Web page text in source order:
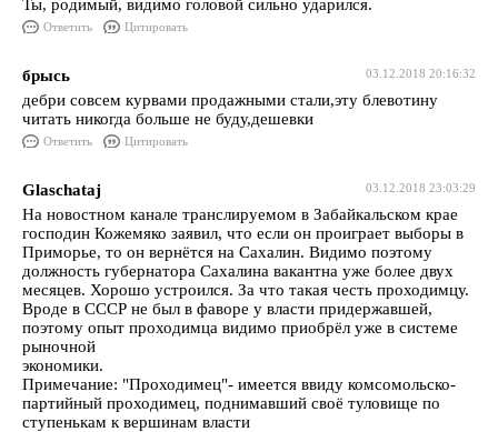
Ты, родимый, видимо головой сильно ударился.
Ответить Цитировать
03.12.2018 20:16:32
брысь
дебри совсем курвами продажными стали,эту блевотину
читать никогда больше не буду,дешевки
Ответить Цитировать
03.12.2018 23:03:29
Glaschataj
На новостном канале транслируемом в Забайкальском крае
господин Кожемяко заявил, что если он проиграет выборы в
Приморье, то он вернётся на Сахалин. Видимо поэтому
должность губернатора Сахалина вакантна уже более двух
месяцев. Хорошо устроился. За что такая честь проходимцу.
Вроде в СССР не был в фаворе у власти придержавшей,
поэтому опыт проходимца видимо приобрёл уже в системе
рыночной
экономики.
Примечание: "Проходимец"- имеется ввиду комсомольско-
партийный проходимец, поднимавший своё туловище по
ступенькам к вершинам власти